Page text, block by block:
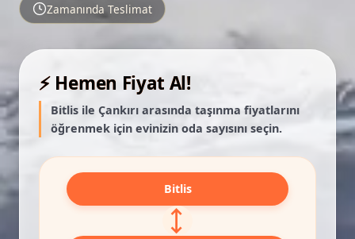
Zamanında Teslimat
⚡ Hemen Fiyat Al!
Bitlis ile Çankırı arasında taşınma fiyatlarını
öğrenmek için evinizin oda sayısını seçin.
Bitlis
⟷